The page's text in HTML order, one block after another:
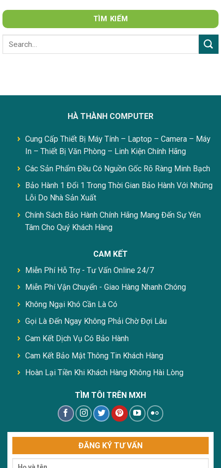
TÌM KIẾM
HÀ THÀNH COMPUTER
Cung Cấp Thiết Bị Máy Tính – Laptop – Camera – Máy
In – Thiết Bị Văn Phòng – Linh Kiện Chính Hãng
Các Sản Phẩm Đều Có Nguồn Gốc Rõ Ràng Minh Bạch
Bảo Hành 1 Đổi 1 Trong Thời Gian Bảo Hành Với Những
Lỗi Do Nhà Sản Xuất
Chính Sách Bảo Hành Chính Hãng Mang Đến Sự Yên
Tâm Cho Quý Khách Hàng
CAM KẾT
Miễn Phí Hỗ Trợ - Tư Vấn Online 24/7
Miễn Phí Vận Chuyển - Giao Hàng Nhanh Chóng
Không Ngại Khó Cần Là Có
Gọi Là Đến Ngay Không Phải Chờ Đợi Lâu
Cam Kết Dịch Vụ Có Bảo Hành
Cam Kết Bảo Mật Thông Tin Khách Hàng
Hoàn Lại Tiền Khi Khách Hàng Không Hài Lòng
TÌM TÔI TRÊN MXH
ĐĂNG KÝ TƯ VẤN